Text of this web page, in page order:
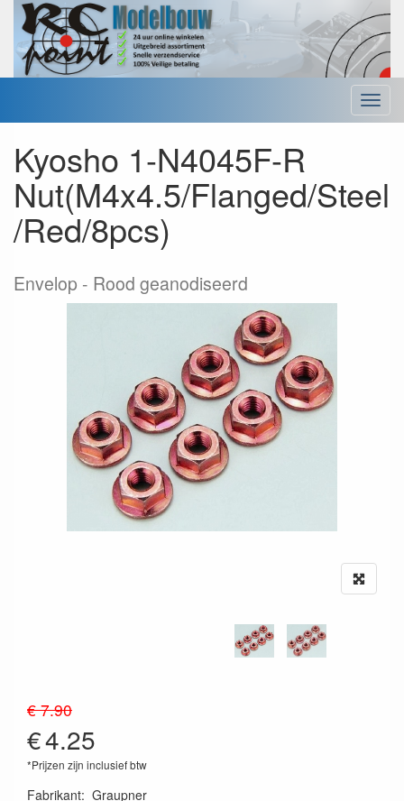
Menu
Kyosho 1-N4045F-R
Nut(M4x4.5/Flanged/Steel
/Red/8pcs)
Envelop Rood geanodiseerd
€ 7.90
€4.25
*Prijzen zijn inclusief btw
Fabrikant: Graupner